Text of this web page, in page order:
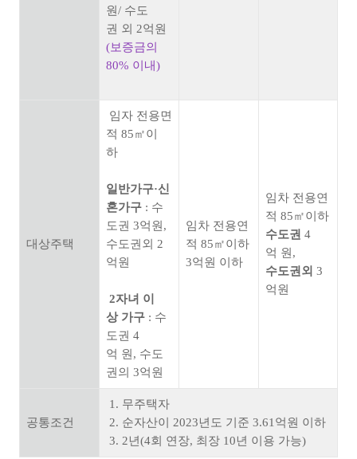
원/ 수도
권 외 2억원
(보증금의
80% 이내)
대상주택
임자 전용면
적 85㎡이
하
일반가구·신
혼가구 : 수
도권 3억원,
수도권외 2
억원
2자녀 이
상 가구 : 수
도권 4
억 원, 수도
권의 3억원
임차 전용연
적 85㎡이하
3억원 이하
임차 전용연
적 85㎡이하
수도권 4
억 원,
수도권외 3
억원
공통조건
1. 무주택자
2. 순자산이 2023년도 기준 3.61억원 이하
3. 2년(4회 연장, 최장 10년 이용 가능)